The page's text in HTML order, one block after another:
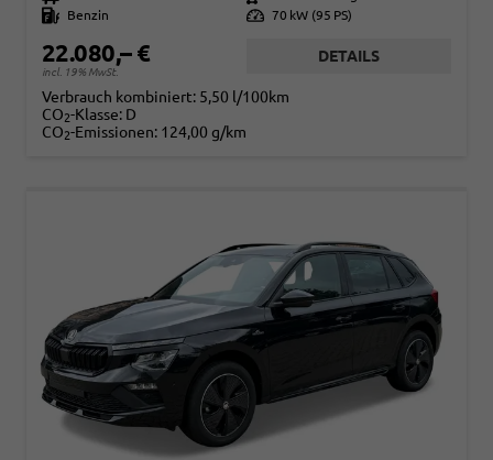
Kraftstoff
Benzin Leistung 70 kW (95 PS)
22.080,– €
incl. 19% MwSt.
DETAILS
Verbrauch kombiniert: 5,50 l/100km
CO2-Klasse: D
CO2-Emissionen: 124,00 g/km